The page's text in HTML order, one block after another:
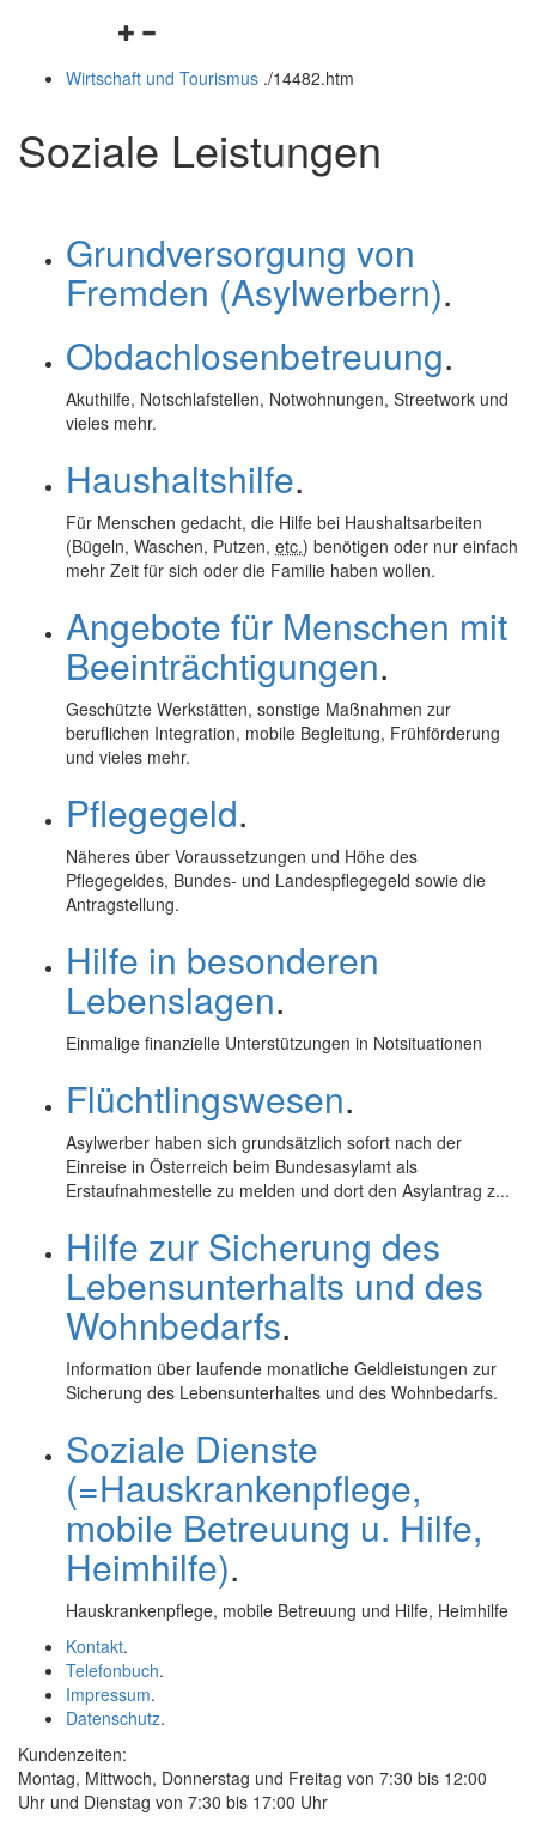
Navigationsmenü
und
Wirtschaft und Tourismus ./14482.htm
Soziale Leistungen
Grundversorgung von
Fremden (Asylwerbern).
Obdachlosenbetreuung.
Akuthilfe, Notschlafstellen, Notwohnungen, Streetwork und
vieles mehr.
Haushaltshilfe.
Für Menschen gedacht, die Hilfe bei Haushaltsarbeiten
(Bügeln, Waschen, Putzen, etc.) benötigen oder nur einfach
mehr Zeit für sich oder die Familie haben wollen.
Angebote für Menschen mit
Beeinträchtigungen.
Geschützte Werkstätten, sonstige Maßnahmen zur
beruflichen Integration, mobile Begleitung, Frühförderung
und vieles mehr.
Pflegegeld.
Näheres über Voraussetzungen und Höhe des
Pflegegeldes, Bundes- und Landespflegegeld sowie die
Antragstellung.
Hilfe in besonderen
Lebenslagen.
Einmalige finanzielle Unterstützungen in Notsituationen
Flüchtlingswesen.
Asylwerber haben sich grundsätzlich sofort nach der
Einreise in Österreich beim Bundesasylamt als
Erstaufnahmestelle zu melden und dort den Asylantrag z...
Hilfe zur Sicherung des
Lebensunterhalts und des
Wohnbedarfs.
Information über laufende monatliche Geldleistungen zur
Sicherung des Lebensunterhaltes und des Wohnbedarfs.
Soziale Dienste
(=Hauskrankenpflege,
mobile Betreuung u. Hilfe,
Heimhilfe).
Hauskrankenpflege, mobile Betreuung und Hilfe, Heimhilfe
Kontakt.
Telefonbuch.
Impressum.
Datenschutz.
Kundenzeiten:
Montag, Mittwoch, Donnerstag und Freitag von 7:30 bis 12:00
Uhr und Dienstag von 7:30 bis 17:00 Uhr